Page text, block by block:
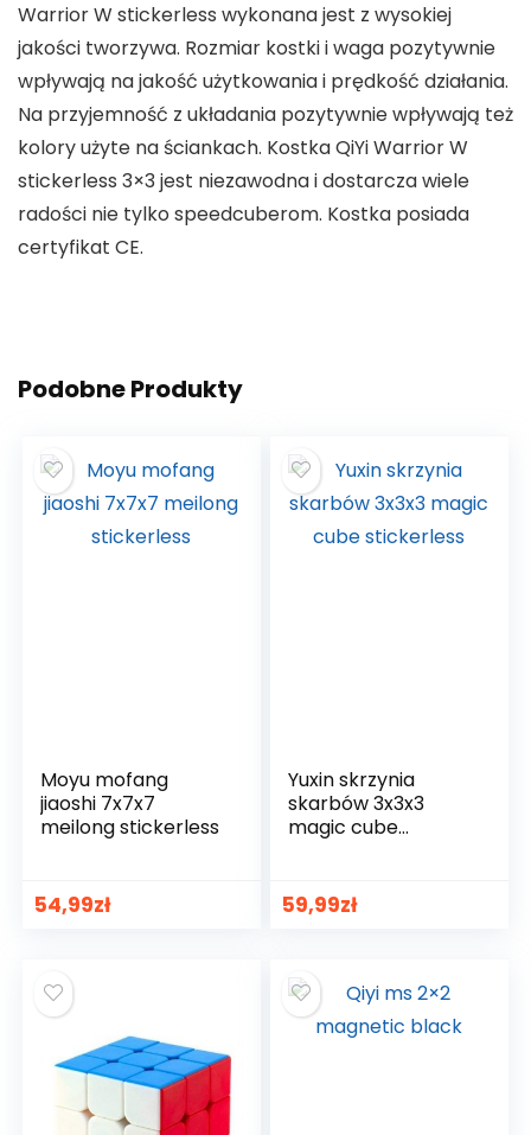
Warrior W stickerless wykonana jest z wysokiej
jakości tworzywa. Rozmiar kostki i waga pozytywnie
wpływają na jakość użytkowania i prędkość działania.
Na przyjemność z układania pozytywnie wpływają też
kolory użyte na ściankach. Kostka QiYi Warrior W
stickerless 3×3 jest niezawodna i dostarcza wiele
radości nie tylko speedcuberom. Kostka posiada
certyfikat CE.
Podobne Produkty
Moyu mofang
jiaoshi 7x7x7
meilong stickerless
54,99zł
Yuxin skrzynia
skarbów 3x3x3
magic cube
59,99zł